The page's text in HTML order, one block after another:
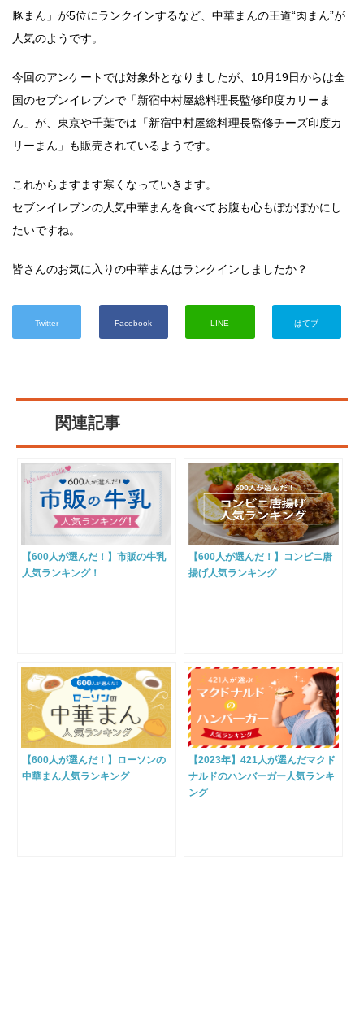
豚まん」が5位にランクインするなど、中華まんの王道“肉まん”が
人気のようです。
今回のアンケートでは対象外となりましたが、10月19日からは全
国のセブンイレブンで「新宿中村屋総料理長監修印度カリーま
ん」が、東京や千葉では「新宿中村屋総料理長監修チーズ印度カ
リーまん」も販売されているようです。
これからますます寒くなっていきます。
セブンイレブンの人気中華まんを食べてお腹も心もぽかぽかにし
たいですね。
皆さんのお気に入りの中華まんはランクインしましたか？
Twitter Facebook LINE はてブ
関連記事
【600人が選んだ！】市販の牛乳
人気ランキング！
【600人が選んだ！】コンビニ唐
揚げ人気ランキング
【600人が選んだ！】ローソンの
中華まん人気ランキング
【2023年】421人が選んだマクド
ナルドのハンバーガー人気ランキ
ング